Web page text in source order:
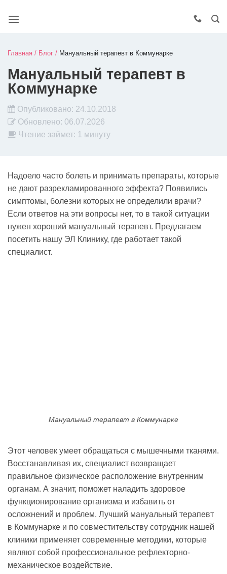
Главная / Блог / Мануальный терапевт в Коммунарке
Мануальный терапевт в
Коммунарке
Опубликовано: 24.10.2018
Обновлено: 06.07.2026
Чтение займет: 1 минуту
Надоело часто болеть и принимать препараты, которые
не дают разрекламированного эффекта? Появились
симптомы, болезни которых не определили врачи?
Если ответов на эти вопросы нет, то в такой ситуации
нужен хороший мануальный терапевт. Предлагаем
посетить нашу ЭЛ Клинику, где работает такой
специалист.
Мануальный терапевт в Коммунарке
Этот человек умеет обращаться с мышечными тканями.
Восстанавливая их, специалист возвращает
правильное физическое расположение внутренним
органам. А значит, поможет наладить здоровое
функционирование организма и избавить от
осложнений и проблем. Лучший мануальный терапевт
в Коммунарке и по совместительству сотрудник нашей
клиники применяет современные методики, которые
являют собой профессиональное рефлекторно-
механическое воздействие.